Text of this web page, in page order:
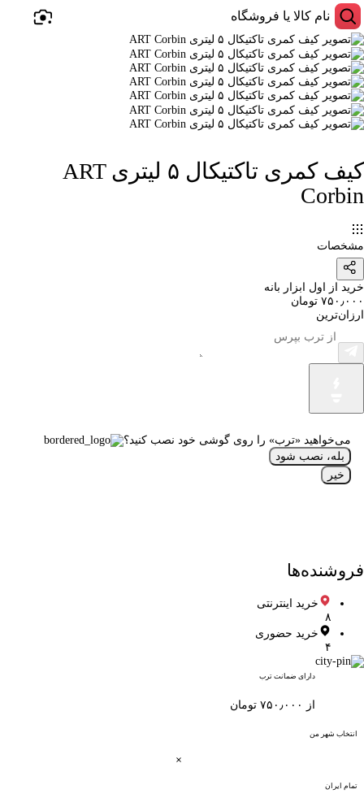
کیف کمری تاکتیکال ۵ لیتری ART
Corbin
مشخصات
خرید از اول‌ ابزار بانه
۷۵۰٫۰۰۰ تومان
ارزان‌ترین
می‌خواهید «ترب» را روی گوشی خود نصب کنید؟
بله، نصب شود
خیر
فروشنده‌ها
خرید اینترنتی
۸
خرید حضوری
۴
دارای ضمانت ترب
از ۷۵۰٫۰۰۰ تومان
انتخاب شهر من
تمام ایران